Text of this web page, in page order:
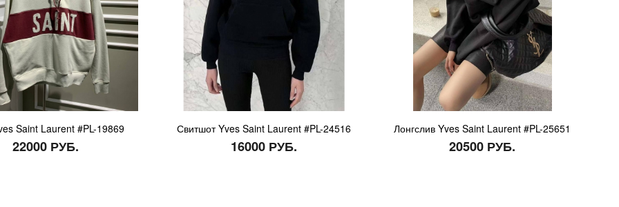
Saint Laurent #PL-19869
22000 РУБ.
Свитшот Yves Saint Laurent #PL-24516
16000 РУБ.
Лонгслив Yves Saint Laurent #PL-25651
20500 РУБ.